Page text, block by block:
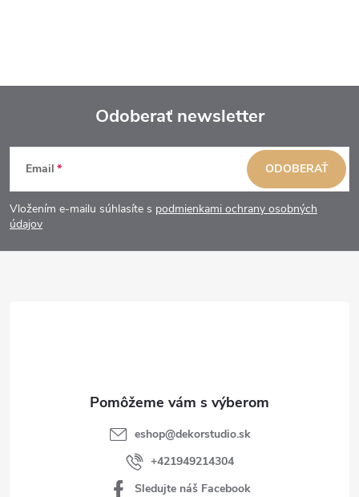
Z
á
p
Odoberať newsletter
Email
Vložením e-mailu súhlasíte s podmienkami ochrany osobných
údajov
ODOBERAŤ
eshop@dekorstudio.sk
+421949214304
Sledujte náš Facebook